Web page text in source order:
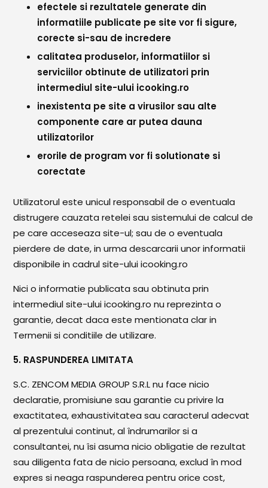
efectele si rezultatele generate din
informatiile publicate pe site vor fi sigure,
corecte si-sau de incredere
calitatea produselor, informatiilor si
serviciilor obtinute de utilizatori prin
intermediul site-ului icooking.ro
inexistenta pe site a virusilor sau alte
componente care ar putea dauna
utilizatorilor
erorile de program vor fi solutionate si
corectate
Utilizatorul este unicul responsabil de o eventuala
distrugere cauzata retelei sau sistemului de calcul de
pe care acceseaza site-ul; sau de o eventuala
pierdere de date, in urma descarcarii unor informatii
disponibile in cadrul site-ului icooking.ro
Nici o informatie publicata sau obtinuta prin
intermediul site-ului icooking.ro nu reprezinta o
garantie, decat daca este mentionata clar in
Termenii si conditiile de utilizare.
5. RASPUNDEREA LIMITATA
S.C. ZENCOM MEDIA GROUP S.R.L nu face nicio
declaratie, promisiune sau garantie cu privire la
exactitatea, exhaustivitatea sau caracterul adecvat
al prezentului continut, al îndrumarilor si a
consultantei, nu îsi asuma nicio obligatie de rezultat
sau diligenta fata de nicio persoana, exclud în mod
expres si neaga raspunderea pentru orice cost,